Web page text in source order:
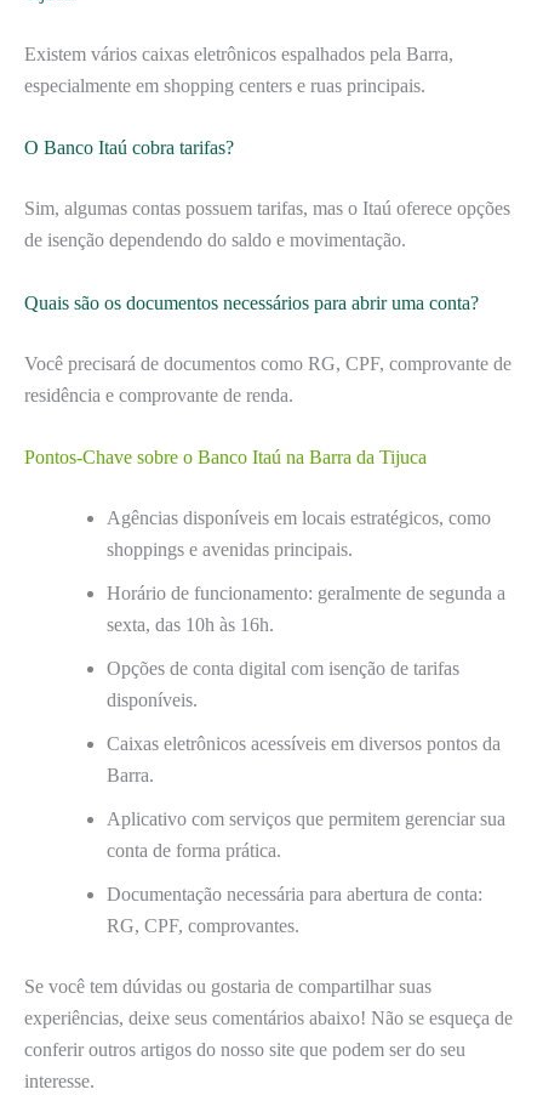
Existem vários caixas eletrônicos espalhados pela Barra,
especialmente em shopping centers e ruas principais.
O Banco Itaú cobra tarifas?
Sim, algumas contas possuem tarifas, mas o Itaú oferece opções
de isenção dependendo do saldo e movimentação.
Quais são os documentos necessários para abrir uma conta?
Você precisará de documentos como RG, CPF, comprovante de
residência e comprovante de renda.
Pontos-Chave sobre o Banco Itaú na Barra da Tijuca
Agências disponíveis em locais estratégicos, como
shoppings e avenidas principais.
Horário de funcionamento: geralmente de segunda a
sexta, das 10h às 16h.
Opções de conta digital com isenção de tarifas
disponíveis.
Caixas eletrônicos acessíveis em diversos pontos da
Barra.
Aplicativo com serviços que permitem gerenciar sua
conta de forma prática.
Documentação necessária para abertura de conta:
RG, CPF, comprovantes.
Se você tem dúvidas ou gostaria de compartilhar suas
experiências, deixe seus comentários abaixo! Não se esqueça de
conferir outros artigos do nosso site que podem ser do seu
interesse.